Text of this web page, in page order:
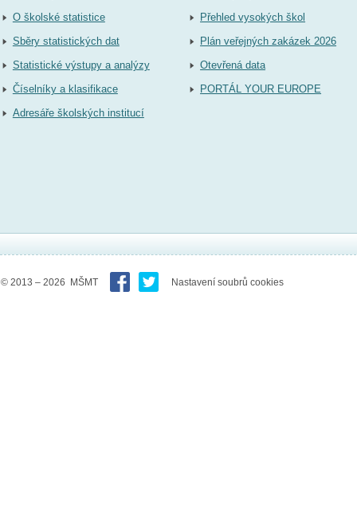
O školské statistice
Sběry statistických dat
Statistické výstupy a analýzy
Číselníky a klasifikace
Adresáře školských institucí
Přehled vysokých škol
Plán veřejných zakázek 2026
Otevřená data
PORTÁL YOUR EUROPE
© 2013 – 2026 MŠMT Nastavení soubrů cookies